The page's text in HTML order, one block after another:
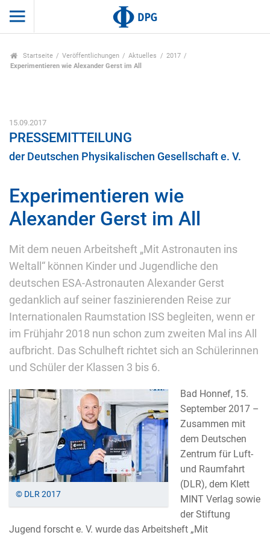
Startseite Veröffentlichungen Aktuelles
2017
Experimentieren wie Alexander Gerst im All
15.09.2017
PRESSEMITTEILUNG
der Deutschen Physikalischen Gesellschaft e. V.
Experimentieren wie
Alexander Gerst im All
Mit dem neuen Arbeitsheft „Mit Astronauten ins
Weltall“ können Kinder und Jugendliche den
deutschen ESA-Astronauten Alexander Gerst
gedanklich auf seiner faszinierenden Reise zur
Internationalen Raumstation ISS begleiten, wenn er
im Frühjahr 2018 nun schon zum zweiten Mal ins All
aufbricht. Das Schulheft richtet sich an Schülerinnen
und Schüler der Klassen 3 bis 6.
© DLR 2017
Bad Honnef, 15.
September 2017 –
Zusammen mit
dem Deutschen
Zentrum für Luft-
und Raumfahrt
(DLR), dem Klett
MINT Verlag sowie
der Stiftung
Jugend forscht e. V. wurde das Arbeitsheft „Mit